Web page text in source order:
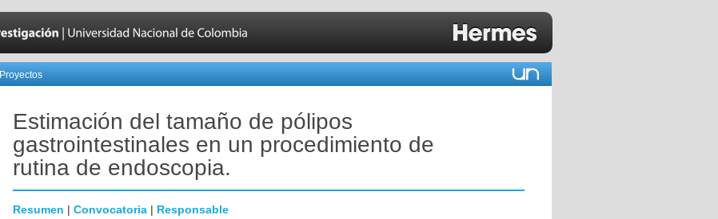
Proyectos
Estimación del tamaño de pólipos
gastrointestinales en un procedimiento de
rutina de endoscopia.
Resumen | Convocatoria | Responsable